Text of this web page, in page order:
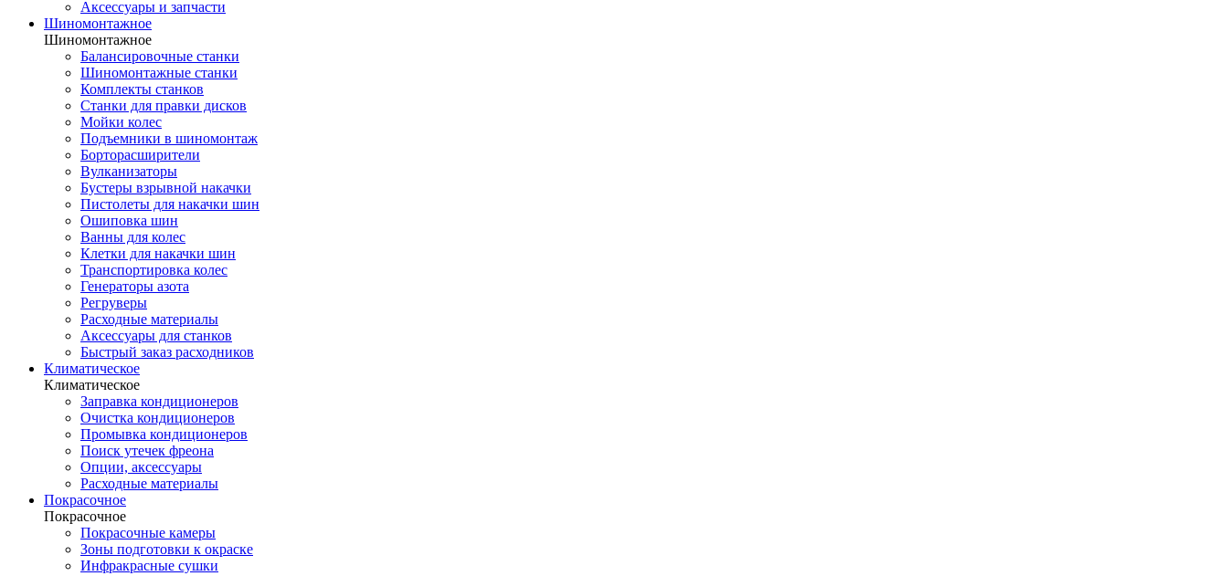
Аксессуары и запчасти
Шиномонтажное
Шиномонтажное
Балансировочные станки
Шиномонтажные станки
Комплекты станков
Станки для правки дисков
Мойки колес
Подъемники в шиномонтаж
Борторасширители
Вулканизаторы
Бустеры взрывной накачки
Пистолеты для накачки шин
Ошиповка шин
Ванны для колес
Клетки для накачки шин
Транспортировка колес
Генераторы азота
Регруверы
Расходные материалы
Аксессуары для станков
Быстрый заказ расходников
Климатическое
Климатическое
Заправка кондиционеров
Очистка кондиционеров
Промывка кондиционеров
Поиск утечек фреона
Опции, аксессуары
Расходные материалы
Покрасочное
Покрасочное
Покрасочные камеры
Зоны подготовки к окраске
Инфракрасные сушки